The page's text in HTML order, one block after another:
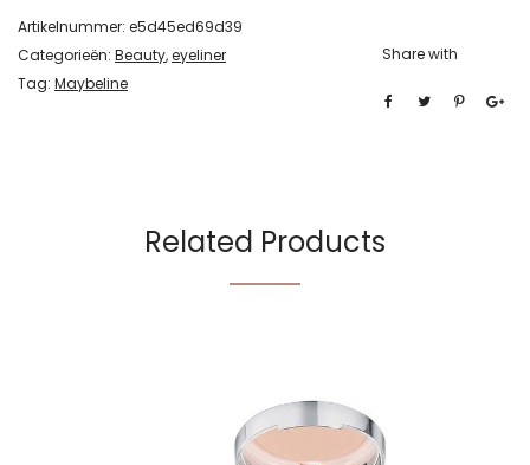
Artikelnummer: e5d45ed69d39
Categorieën: Beauty,eyeliner
Tag: Maybeline
Share with
Related Products